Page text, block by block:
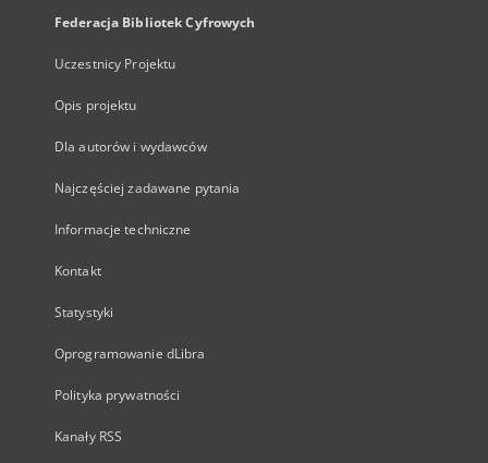
Federacja Bibliotek Cyfrowych
Uczestnicy Projektu
Opis projektu
Dla autorów i wydawców
Najczęściej zadawane pytania
Informacje techniczne
Kontakt
Statystyki
Oprogramowanie dLibra
Polityka prywatności
Kanały RSS